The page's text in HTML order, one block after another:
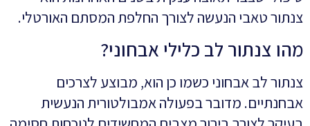
צנתור טאבי הנעשה לצורך החלפת המסתם האורטלי.
מהו צנתור לב כלילי אבחוני?
צנתור לב אבחוני כשמו כן הוא, מבוצע לצרכים
אבחנתיים. מדובר בפעולה אמבולטורית הנעשית